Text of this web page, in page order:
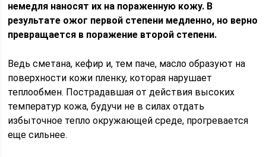
немедля наносят их на пораженную кожу. В
результате ожог первой степени медленно, но верно
превращается в поражение второй степени.
Ведь сметана, кефир и, тем паче, масло образуют на
поверхности кожи пленку, которая нарушает
теплообмен. Пострадавшая от действия высоких
температур кожа, будучи не в силах отдать
избыточное тепло окружающей среде, прогревается
еще сильнее.